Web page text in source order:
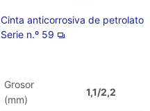
Cinta anticorrosiva de petrolato
Serie n.º 59
Grosor
(mm)
1,1/2,2